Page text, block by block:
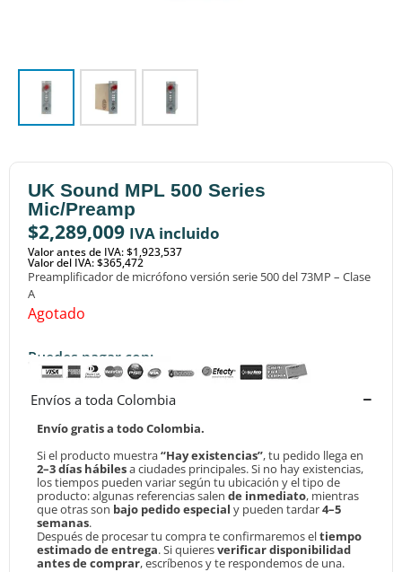
UK Sound MPL 500 Series
Mic/Preamp
$2,289,009 IVA incluido
Valor antes de IVA: $1,923,537
Valor del IVA: $365,472
Preamplificador de micrófono versión serie 500 del 73MP – Clase
A
Agotado
Puedes pagar con:
Envíos a toda Colombia
Envío gratis a todo Colombia.
Si el producto muestra“Hay existencias”, tu pedido llega en
2–3 días hábilesa ciudades principales. Si no hay existencias,
los tiempos pueden variar según tu ubicación y el tipo de
producto: algunas referencias salen de inmediato, mientras
que otras son bajo pedido especial y pueden tardar4–5
semanas.
Después de procesar tu compra te confirmaremos eltiempo
estimado de entrega. Si quieresverificar disponibilidad
antes de comprar, escríbenos y te respondemos de una.